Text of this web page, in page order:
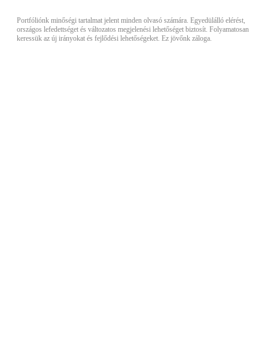
Portfóliónk minőségi tartalmat jelent minden olvasó számára. Egyedülálló elérést,
országos lefedettséget és változatos megjelenési lehetőséget biztosít. Folyamatosan
keressük az új irányokat és fejlődési lehetőségeket. Ez jövőnk záloga.